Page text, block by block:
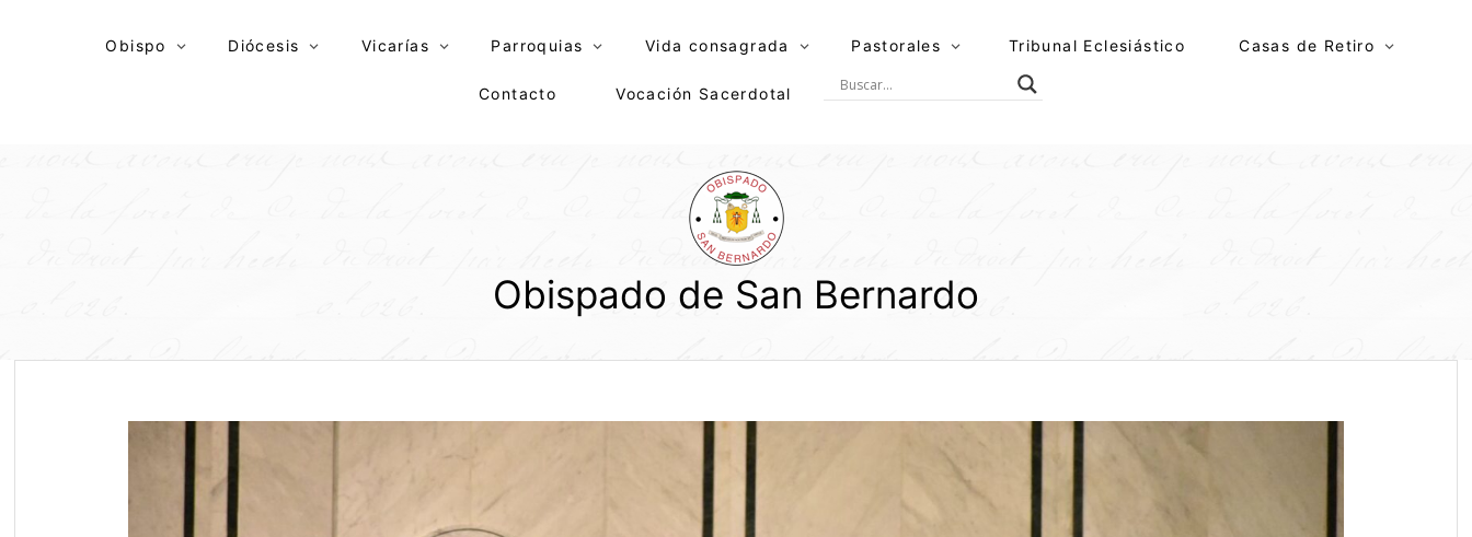
Obispo Diócesis Vicarías Parroquias Vida consagrada Pastorales Tribunal Eclesiástico Casas de Retiro
Contacto Vocación Sacerdotal
Obispado de San Bernardo